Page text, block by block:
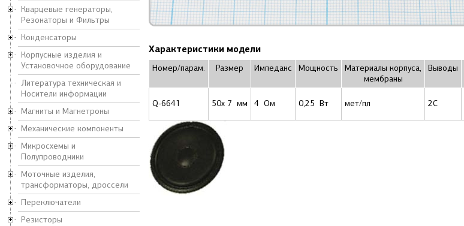
Кварцевые генераторы,
Резонаторы и Фильтры
Конденсаторы
Корпусные изделия и
Установочное оборудование
Литература техническая и
Носители информации
Магниты и Магнетроны
Механические компоненты
Микросхемы и
Полупроводники
Моточные изделия,
трансформаторы, дроссели
Переключатели
Резисторы
Характеристики модели
Номер/парам. Размер Импеданс Мощность
Материалы корпуса,
мембраны
Выводы
Q-6641 50x 7 мм 4 Ом 0,25 Вт мет/пл 2C